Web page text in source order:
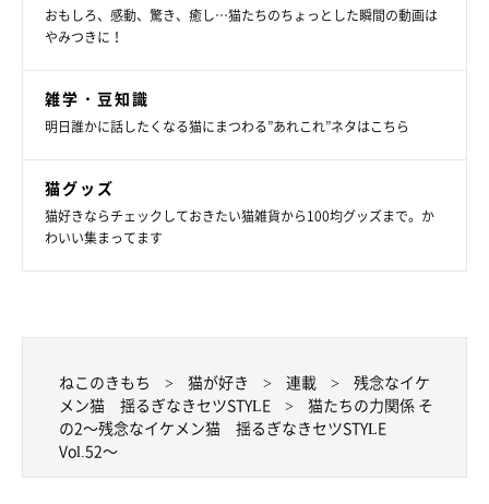
おもしろ、感動、驚き、癒し…猫たちのちょっとした瞬間の動画は
やみつきに！
雑学・豆知識
明日誰かに話したくなる猫にまつわる”あれこれ”ネタはこちら
猫グッズ
猫好きならチェックしておきたい猫雑貨から100均グッズまで。か
わいい集まってます
ねこのきもち 猫が好き 連載
残念なイケ
メン猫 揺るぎなきセツSTYLE
猫たちの力関係 そ
の2～残念なイケメン猫 揺るぎなきセツSTYLE
Vol.52～